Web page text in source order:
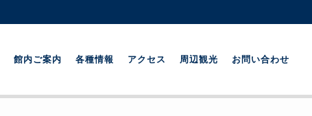
館内ご案内 各種情報 アクセス 周辺観光 お問い合わせ